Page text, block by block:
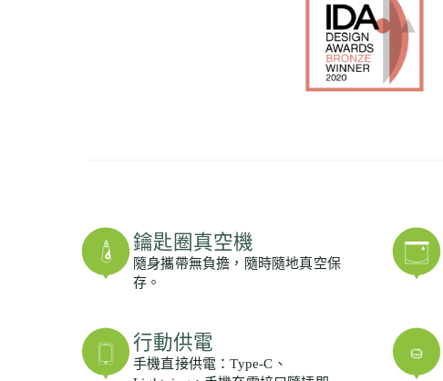
鑰匙圈真空機
隨身攜帶無負擔，隨時隨地真空保
存。
行動供電
手機直接供電：Type-C、